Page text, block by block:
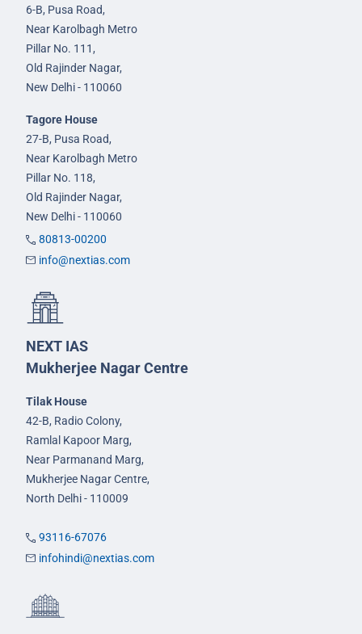
6-B, Pusa Road,
Near Karolbagh Metro
Pillar No. 111,
Old Rajinder Nagar,
New Delhi - 110060
Tagore House
27-B, Pusa Road,
Near Karolbagh Metro
Pillar No. 118,
Old Rajinder Nagar,
New Delhi - 110060
80813-00200
info@nextias.com
NEXT IAS
Mukherjee Nagar Centre
Tilak House
42-B, Radio Colony,
Ramlal Kapoor Marg,
Near Parmanand Marg,
Mukherjee Nagar Centre,
North Delhi - 110009
93116-67076
infohindi@nextias.com